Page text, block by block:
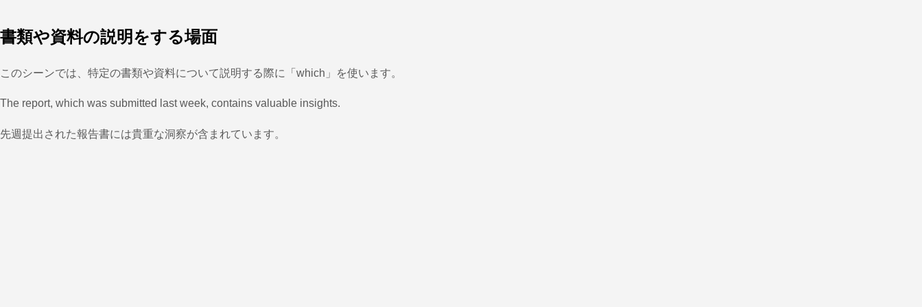
書類や資料の説明をする場面
このシーンでは、特定の書類や資料について説明する際に「which」を使います。
The report, which was submitted last week, contains valuable insights.
先週提出された報告書には貴重な洞察が含まれています。